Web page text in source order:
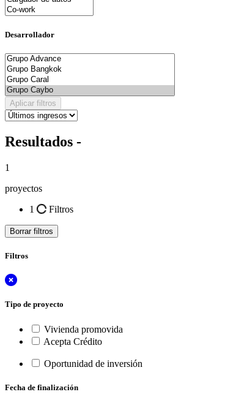
Desarrollador
Aplicar filtros
Resultados -
1
proyectos
1
Filtros
Borrar filtros
Filtros
Tipo de proyecto
Vivienda promovida
Acepta Crédito
Oportunidad de inversión
Fecha de finalización